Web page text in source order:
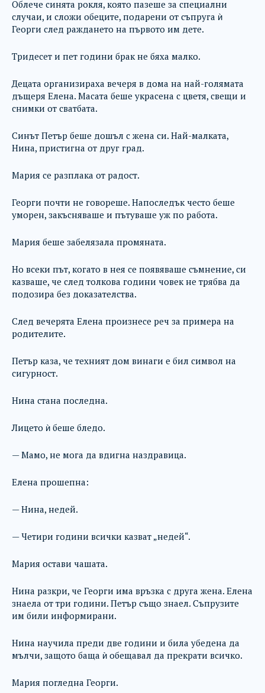
Облече синята рокля, която пазеше за специални
случаи, и сложи обеците, подарени от съпруга ѝ
Георги след раждането на първото им дете.
Тридесет и пет години брак не бяха малко.
Децата организираха вечеря в дома на най-голямата
дъщеря Елена. Масата беше украсена с цветя, свещи и
снимки от сватбата.
Синът Петър беше дошъл с жена си. Най-малката,
Нина, пристигна от друг град.
Мария се разплака от радост.
Георги почти не говореше. Напоследък често беше
уморен, закъсняваше и пътуваше уж по работа.
Мария беше забелязала промяната.
Но всеки път, когато в нея се появяваше съмнение, си
казваше, че след толкова години човек не трябва да
подозира без доказателства.
След вечерята Елена произнесе реч за примера на
родителите.
Петър каза, че техният дом винаги е бил символ на
сигурност.
Нина стана последна.
Лицето ѝ беше бледо.
— Мамо, не мога да вдигна наздравица.
Елена прошепна:
— Нина, недей.
— Четири години всички казват „недей“.
Мария остави чашата.
Нина разкри, че Георги има връзка с друга жена. Елена
знаела от три години. Петър също знаел. Съпрузите
им били информирани.
Нина научила преди две години и била убедена да
мълчи, защото баща ѝ обещавал да прекрати всичко.
Мария погледна Георги.